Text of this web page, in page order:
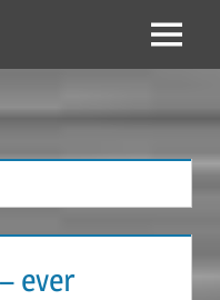
Menü
ever